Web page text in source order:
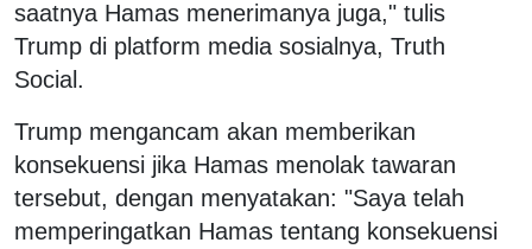
saatnya Hamas menerimanya juga," tulis
Trump di platform media sosialnya, Truth
Social.
Trump mengancam akan memberikan
konsekuensi jika Hamas menolak tawaran
tersebut, dengan menyatakan: "Saya telah
memperingatkan Hamas tentang konsekuensi